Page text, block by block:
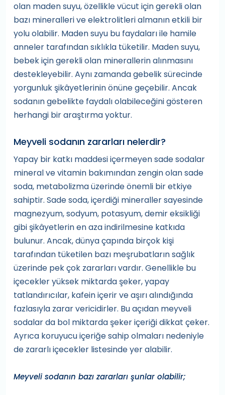
olan maden suyu, özellikle vücut için gerekli olan
bazı mineralleri ve elektrolitleri almanın etkili bir
yolu olabilir. Maden suyu bu faydaları ile hamile
anneler tarafından sıklıkla tüketilir. Maden suyu,
bebek için gerekli olan minerallerin alınmasını
destekleyebilir. Aynı zamanda gebelik sürecinde
yorgunluk şikâyetlerinin önüne geçebilir. Ancak
sodanın gebelikte faydalı olabileceğini gösteren
herhangi bir araştırma yoktur.
Meyveli sodanın zararları nelerdir?
Yapay bir katkı maddesi içermeyen sade sodalar
mineral ve vitamin bakımından zengin olan sade
soda, metabolizma üzerinde önemli bir etkiye
sahiptir. Sade soda, içerdiği mineraller sayesinde
magnezyum, sodyum, potasyum, demir eksikliği
gibi şikâyetlerin en aza indirilmesine katkıda
bulunur. Ancak, dünya çapında birçok kişi
tarafından tüketilen bazı meşrubatların sağlık
üzerinde pek çok zararları vardır. Genellikle bu
içecekler yüksek miktarda şeker, yapay
tatlandırıcılar, kafein içerir ve aşırı alındığında
fazlasıyla zarar vericidirler. Bu açıdan meyveli
sodalar da bol miktarda şeker içeriği dikkat çeker.
Ayrıca koruyucu içeriğe sahip olmaları nedeniyle
de zararlı içecekler listesinde yer alabilir.
Meyveli sodanın bazı zararları şunlar olabilir;